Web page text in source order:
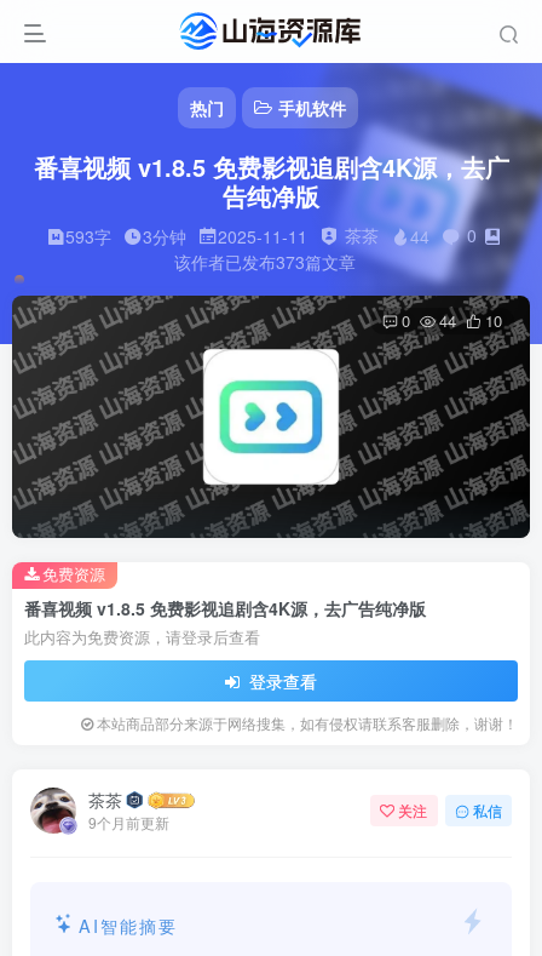
热门 手机软件
番喜视频 v1.8.5 免费影视追剧含4K源，去广
告纯净版
593字 3分钟 2025-11-11 茶茶 44
0
该作者已发布373篇文章
0 44 10
番喜视频 v1.8.5 免费影视追剧含4K源，去广告纯净版
此内容为免费资源，请登录后查看
登录查看
本站商品部分来源于网络搜集，如有侵权请联系客服删除，谢谢！
免费资源
茶茶
9个月前更新
关注 私信
AI智能摘要